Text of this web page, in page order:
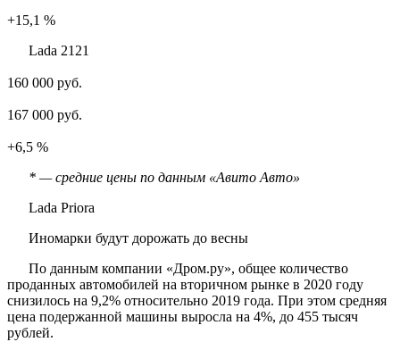
+15,1 %
Lada 2121
160 000 руб.
167 000 руб.
+6,5 %
* — средние цены по данным «Авито Авто»
Lada Priora
Иномарки будут дорожать до весны
По данным компании «Дром.ру», общее количество
проданных автомобилей на вторичном рынке в 2020 году
снизилось на 9,2% относительно 2019 года. При этом средняя
цена подержанной машины выросла на 4%, до 455 тысяч
рублей.